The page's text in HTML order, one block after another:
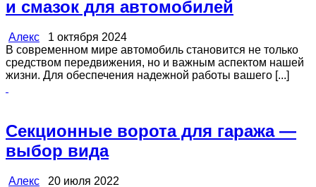
и смазок для автомобилей
Алекс 1 октября 2024
В современном мире автомобиль становится не только
средством передвижения, но и важным аспектом нашей
жизни. Для обеспечения надежной работы вашего [...]
Секционные ворота для гаража —
выбор вида
Алекс 20 июля 2022